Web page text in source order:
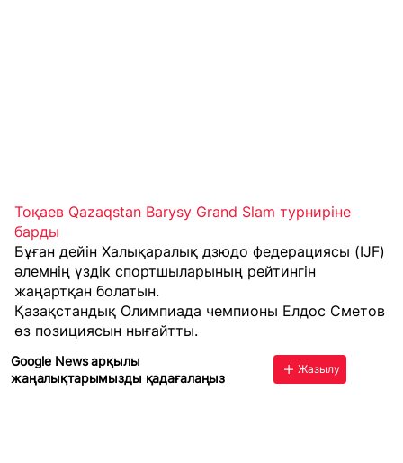
Тоқаев Qazaqstan Barysy Grand Slam турниріне
барды
Бұған дейін Халықаралық дзюдо федерациясы (IJF)
әлемнің үздік спортшыларының рейтингін
жаңартқан болатын.
Қазақстандық Олимпиада чемпионы Елдос Сметов
өз позициясын нығайтты.
Google News арқылы
жаңалықтарымызды қадағалаңыз
Жазылу